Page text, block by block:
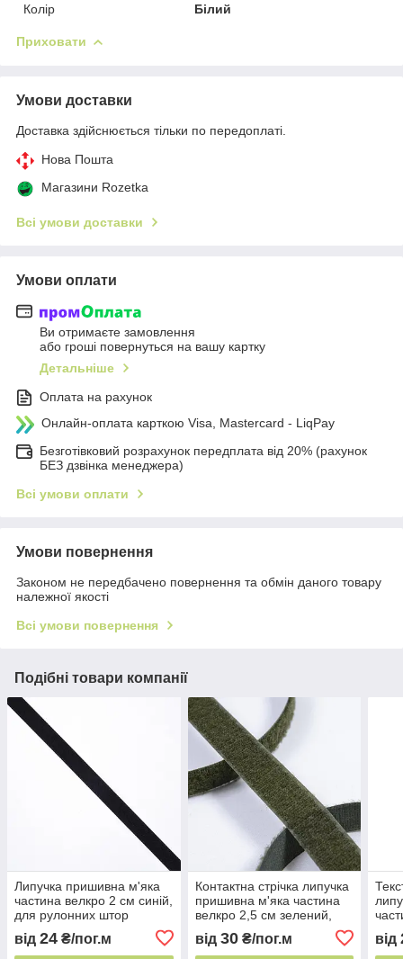
Колір
Білий
Приховати
Умови доставки
Доставка здійснюється тільки по передоплаті.
Нова Пошта
Магазини Rozetka
Всі умови доставки
Умови оплати
Ви отримаєте замовлення
або гроші повернуться на вашу картку
Детальніше
Оплата на рахунок
Онлайн-оплата карткою Visa, Mastercard - LiqPay
Безготівковий розрахунок передплата від 20% (рахунок
БЕЗ дзвінка менеджера)
Всі умови оплати
Умови повернення
Законом не передбачено повернення та обмін даного товару
належної якості
Всі умови повернення
Подібні товари компанії
Липучка пришивна м'яка
частина велкро 2 см синій,
для рулонних штор
від 24 ₴/пог.м
Контактна стрічка липучка
пришивна м'яка частина
велкро 2,5 см зелений,
від 30₴/пог.м від